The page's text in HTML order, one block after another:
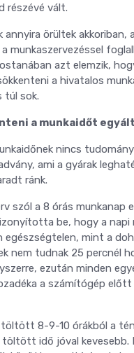
részévé vált.
annyira örültek akkoriban,
munkaszervezéssel
azt elemzik,
a hivatalos
túl sok.
a munkaidőt
nincs
ami a gyárak
ránk.
szól a 8 órás munkanap
be, hogy a napi
egészségtelen, mint a
nem tudnak 25 percnél
ezután minden
a számítógép
töltött 8-9-10 órákból a
idő jóval kevesebb.